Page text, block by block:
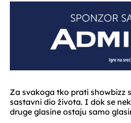
Za svakoga tko prati showbizz
sastavni dio života. I dok se
druge glasine ostaju samo